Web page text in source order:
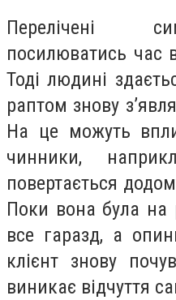
Перелічені
посилюватись час
Тоді людині
раптом знову
На це можуть
чинники,
повертається
Поки вона була на
все гаразд, а
клієнт знову
виникає відчуття